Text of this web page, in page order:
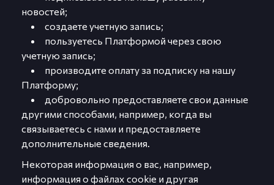
новостей;
создаете учетную запись;
пользуетесь Платформой через свою
учетную запись;
производите оплату за подписку на нашу
Платформу;
добровольно предоставляете свои данные
другими способами, например, когда вы
связываетесь с нами и предоставляете
дополнительные сведения.
Некоторая информация о вас, например,
информация о файлах cookie и другая